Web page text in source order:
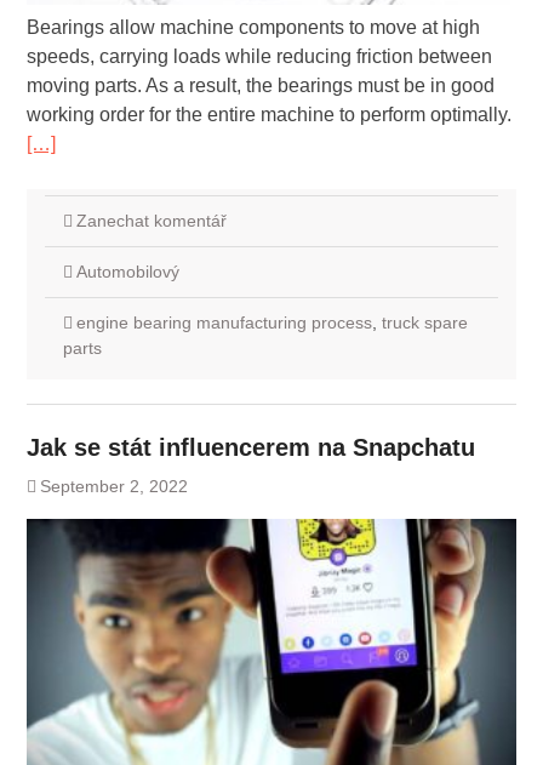
Bearings allow machine components to move at high
speeds, carrying loads while reducing friction between
moving parts. As a result, the bearings must be in good
working order for the entire machine to perform optimally.
[…]
Zanechat komentář
Automobilový
engine bearing manufacturing process, truck spare
parts
Jak se stát influencerem na Snapchatu
September 2, 2022